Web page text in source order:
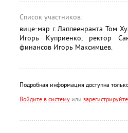
Список участников:
вице-мэр г. Лаппеенранта Том
Игорь Куприенко, ректор
финансов Игорь Максимцев.
Подробная информация доступна
Войдите в систему или